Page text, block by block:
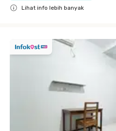
Lihat info lebih banyak